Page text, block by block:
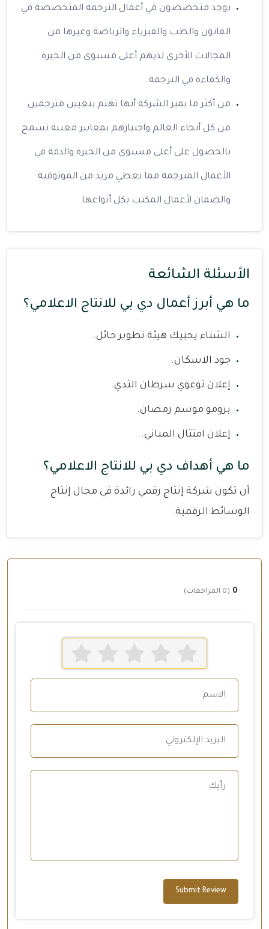
يوجد متخصصون في أعمال الترجمة المتخصصة في
القانون والطب والفيزياء والرياضة وغيرها من
المجالات الأخرى لديهم أعلى مستوى من الخبرة
والكفاءة في الترجمة.
من أكثر ما يميز الشركة أنها تهتم بتعيين مترجمين
من كل أنحاء العالم واختيارهم بمعايير معينة تسمح
بالحصول على أعلى مستوى من الخبرة والدقة في
الأعمال المترجمة مما يعطي مزيد من الموثوقية
والضمان لأعمال المكتب بكل أنواعها.
الأسئلة الشائعة
ما هي أبرز أعمال دي بي للانتاج الاعلامي؟
الشتاء يحييك هيئة تطوير حائل.
جود الاسكان.
إعلان توعوي سرطان الثدي.
برومو موسم رمضان.
إعلان امتثال المباني.
ما هي أهداف دي بي للانتاج الاعلامي؟
أن تكون شركة إنتاج رقمي رائدة في مجال إنتاج
الوسائط الرقمية.
0 (0 المراجعات)
Submit Review